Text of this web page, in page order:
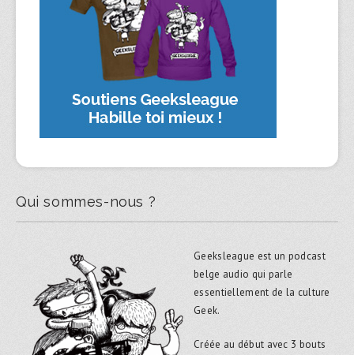
Qui sommes-nous ?
Geeksleague est un podcast
belge audio qui parle
essentiellement de la culture
Geek.
Créée au début avec 3 bouts